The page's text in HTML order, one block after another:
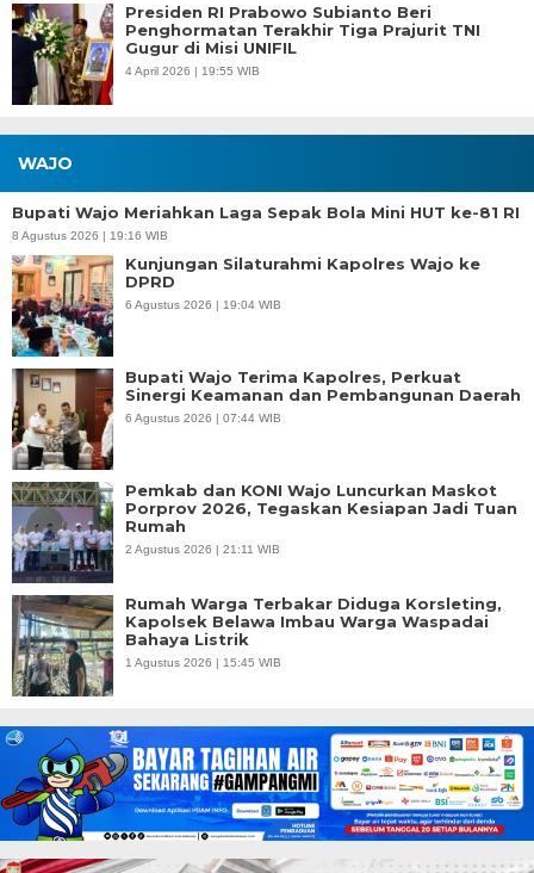
Presiden RI Prabowo Subianto Beri
Penghormatan Terakhir Tiga Prajurit TNI
Gugur di Misi UNIFIL
4 April 2026 | 19:55 WIB
WAJO
Bupati Wajo Meriahkan Laga Sepak Bola Mini HUT ke-81 RI
8 Agustus 2026 | 19:16 WIB
Kunjungan Silaturahmi Kapolres Wajo ke
DPRD
6 Agustus 2026 | 19:04 WIB
Bupati Wajo Terima Kapolres, Perkuat
Sinergi Keamanan dan Pembangunan Daerah
6 Agustus 2026 | 07:44 WIB
Pemkab dan KONI Wajo Luncurkan Maskot
Porprov 2026, Tegaskan Kesiapan Jadi Tuan
Rumah
2 Agustus 2026 | 21:11 WIB
Rumah Warga Terbakar Diduga Korsleting,
Kapolsek Belawa Imbau Warga Waspadai
Bahaya Listrik
1 Agustus 2026 | 15:45 WIB